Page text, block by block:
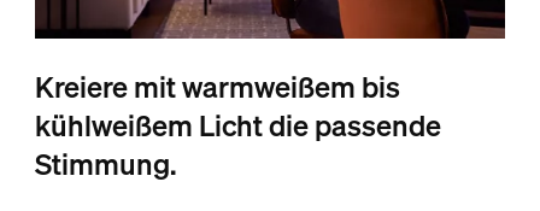
Kreiere mit warmweißem bis
kühlweißem Licht die passende
Stimmung.